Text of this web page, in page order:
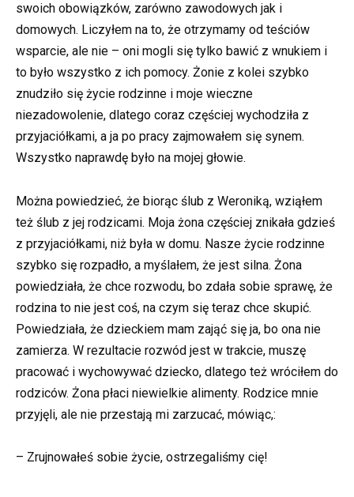
swoich obowiązków, zarówno zawodowych jak i
domowych. Liczyłem na to, że otrzymamy od teściów
wsparcie, ale nie – oni mogli się tylko bawić z wnukiem i
to było wszystko z ich pomocy. Żonie z kolei szybko
znudziło się życie rodzinne i moje wieczne
niezadowolenie, dlatego coraz częściej wychodziła z
przyjaciółkami, a ja po pracy zajmowałem się synem.
Wszystko naprawdę było na mojej głowie.
Można powiedzieć, że biorąc ślub z Weroniką, wziąłem
też ślub z jej rodzicami. Moja żona częściej znikała gdzieś
z przyjaciółkami, niż była w domu. Nasze życie rodzinne
szybko się rozpadło, a myślałem, że jest silna. Żona
powiedziała, że chce rozwodu, bo zdała sobie sprawę, że
rodzina to nie jest coś, na czym się teraz chce skupić.
Powiedziała, że dzieckiem mam zająć się ja, bo ona nie
zamierza. W rezultacie rozwód jest w trakcie, muszę
pracować i wychowywać dziecko, dlatego też wróciłem do
rodziców. Żona płaci niewielkie alimenty. Rodzice mnie
przyjęli, ale nie przestają mi zarzucać, mówiąc,:
– Zrujnowałeś sobie życie, ostrzegaliśmy cię!